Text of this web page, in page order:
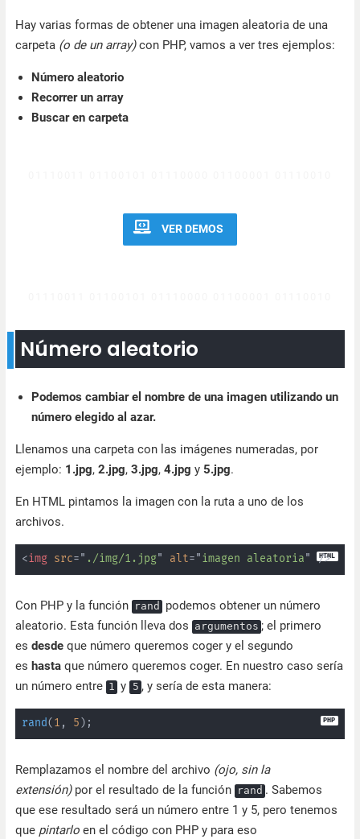
Hay varias formas de obtener una imagen aleatoria de una
carpeta (o de un array)con PHP, vamos a ver tres ejemplos:
Número aleatorio
Recorrer un array
Buscar en carpeta
VER DEMOS
Número aleatorio
Podemos cambiar el nombre de una imagen utilizando un
número elegido al azar.
Llenamos una carpeta con las imágenes numeradas, por
ejemplo: 1.jpg, 2.jpg, 3.jpg, 4.jpg y 5.jpg.
En HTML pintamos la imagen con la ruta a uno de los
archivos.
<img src=" ./img/1.jpg" alt="imagen aleatoria" />
Con PHP y la función rand
podemos obtener un número
aleatorio. Esta función lleva dos argumentos ; el primero
es desdeque número queremos coger y el segundo
es hastaque número queremos coger. En nuestro caso sería
un número entre 1 y 5 , y sería de esta manera:
rand( 1 , 5 ) ;
Remplazamos el nombre del archivo (ojo, sin la
extensión)por el resultado de la función rand . Sabemos
que ese resultado será un número entre 1 y 5, pero tenemos
que pintarloen el código con PHP y para eso